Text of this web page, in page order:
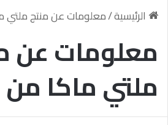
الرئيسية/معلومات عن منتج ملتي
معلومات عن
ملتي ماكا